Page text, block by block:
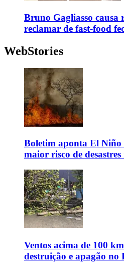
Bruno Gagliasso causa
reclamar de fast-food
WebStories
Boletim aponta El Niño
maior risco de
Ventos acima de 100
destruição e apagão no